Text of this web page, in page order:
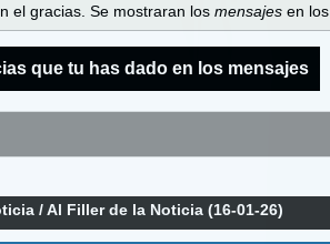
el gracias. Se mostraran los mensajes en
que tu has dado en los mensajes
/Al Filler de la Noticia (16-01-26)